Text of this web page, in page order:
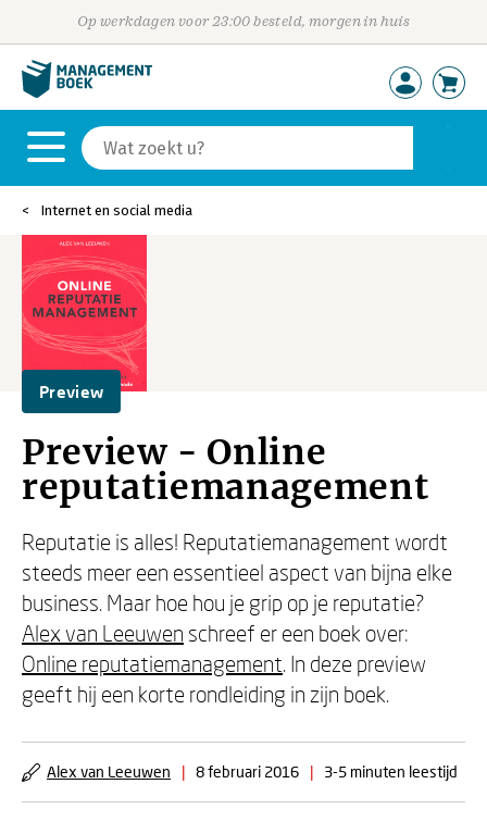
Op werkdagen voor 23:00 besteld, morgen in huis
Internet en social media
Preview
Preview - Online
reputatiemanagement
Reputatie is alles! Reputatiemanagement wordt
steeds meer een essentieel aspect van bijna elke
business. Maar hoe hou je grip op je reputatie?
Alex van Leeuwen schreef er een boek over:
Online reputatiemanagement. In deze preview
geeft hij een korte rondleiding in zijn boek.
Alex van Leeuwen | 8 februari 2016 | 3-5 minuten leestijd